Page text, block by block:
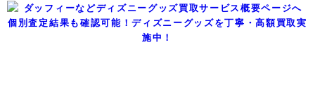
個別査定結果も確認可能！ディズニーグッズを丁寧・高額買取実
施中！